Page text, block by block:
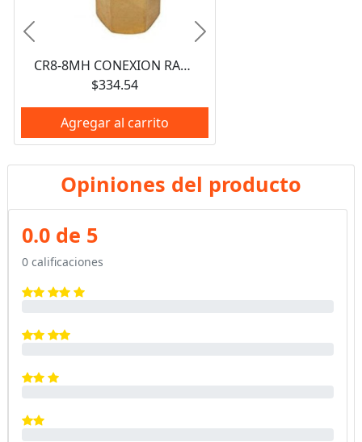
CR8-8MH CONEXION RAPIDA HEMBRA 1/2" GATES
$334.54
Agregar al carrito
Anterior Siguiente
Opiniones del producto
0.0 de 5
0 calificaciones